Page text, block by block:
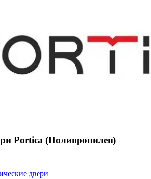
Portica (Полипропилен)
двери